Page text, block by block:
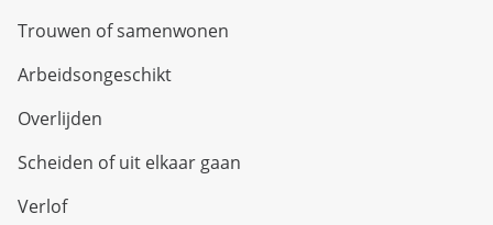
Trouwen of samenwonen
Arbeidsongeschikt
Overlijden
Scheiden of uit elkaar gaan
Verlof